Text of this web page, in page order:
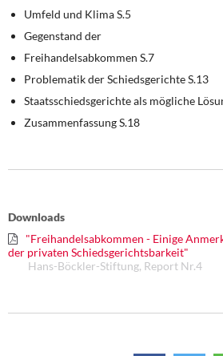
Umfeld und Klima S.5
Gegenstand der
Freihandelsabkommen S.7
Problematik der Schiedsgerichte S.13
Staatsschiedsgerichte als mögliche
Zusammenfassung S.18
Downloads
"Freihandelsabkommen - Einige
der privaten Schiedsgerichtsbarkeit"
Hans-Böckler-Stiftung, Report Nr.4